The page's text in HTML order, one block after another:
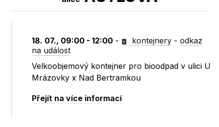
18. 07., 09:00 - 12:00 - kontejnery -odkaz
na událost
Velkoobjemový kontejner pro bioodpad v ulici U
Mrázovky x Nad Bertramkou
Přejít na více informací